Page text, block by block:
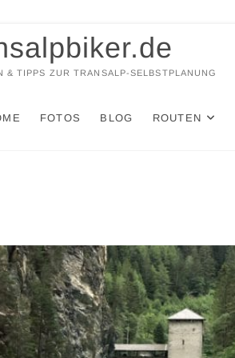
& TIPPS ZUR TRANSALP-SELBSTPLANUNG
FOTOS BLOG ROUTEN